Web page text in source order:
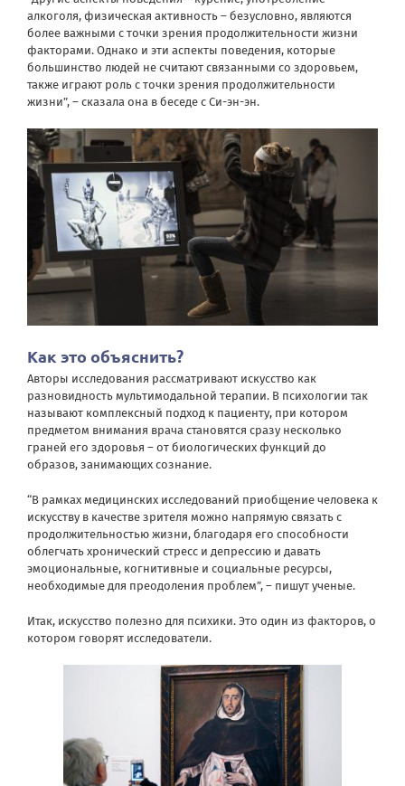
алкоголя, физическая активность – безусловно, являются
более важными с точки зрения продолжительности жизни
факторами. Однако и эти аспекты поведения, которые
большинство людей не считают связанными со здоровьем,
также играют роль с точки зрения продолжительности
жизни”, – сказала она в беседе с Си-эн-эн.
Как это объяснить?
Авторы исследования рассматривают искусство как
разновидность мультимодальной терапии. В психологии так
называют комплексный подход к пациенту, при котором
предметом внимания врача становятся сразу несколько
граней его здоровья – от биологических функций до
образов, занимающих сознание.
“В рамках медицинских исследований приобщение человека к
искусству в качестве зрителя можно напрямую связать с
продолжительностью жизни, благодаря его способности
облегчать хронический стресс и депрессию и давать
эмоциональные, когнитивные и социальные ресурсы,
необходимые для преодоления проблем”, – пишут ученые.
Итак, искусство полезно для психики. Это один из факторов, о
котором говорят исследователи.